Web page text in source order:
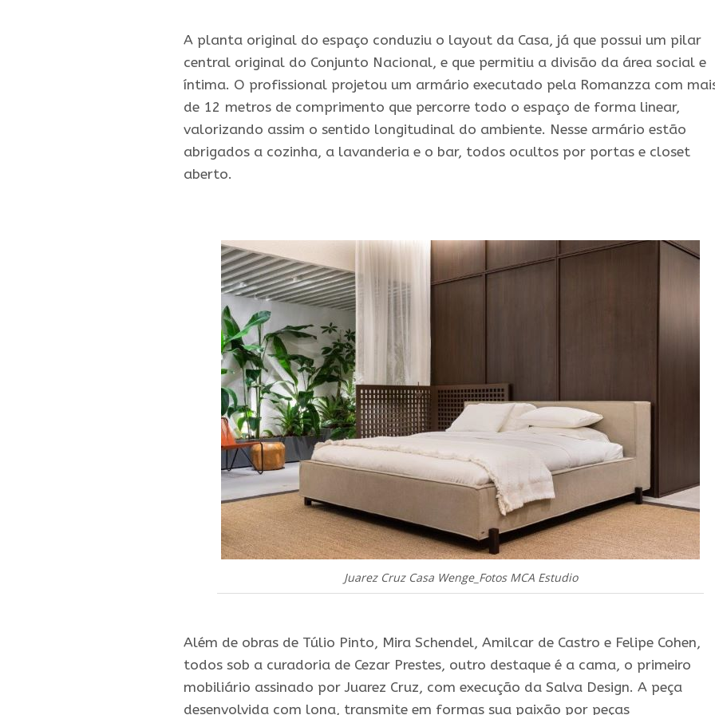
A planta original do espaço conduziu o layout da Casa, já que possui um pilar
central original do Conjunto Nacional, e que permitiu a divisão da área social e
íntima. O profissional projetou um armário executado pela Romanzza com
de 12 metros de comprimento que percorre todo o espaço de forma linear,
valorizando assim o sentido longitudinal do ambiente. Nesse armário estão
abrigados a cozinha, a lavanderia e o bar, todos ocultos por portas e closet
aberto.
Juarez Cruz Casa Wenge_Fotos MCA Estudio
Além de obras de Túlio Pinto, Mira Schendel, Amilcar de Castro e Felipe Cohen,
todos sob a curadoria de Cezar Prestes, outro destaque é a cama, o primeiro
mobiliário assinado por Juarez Cruz, com execução da Salva Design. A peça
desenvolvida com lona, transmite em formas sua paixão por peças